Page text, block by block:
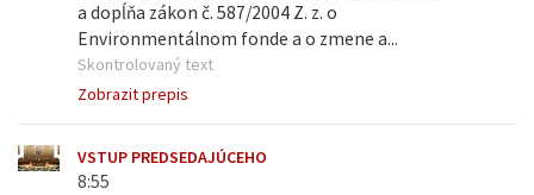
a dopĺňa zákon č. 587/2004 Z. z. o
Environmentálnom fonde a o zmene a...
Skontrolovaný text
Zobrazit prepis
VSTUP PREDSEDAJÚCEHO
8:55